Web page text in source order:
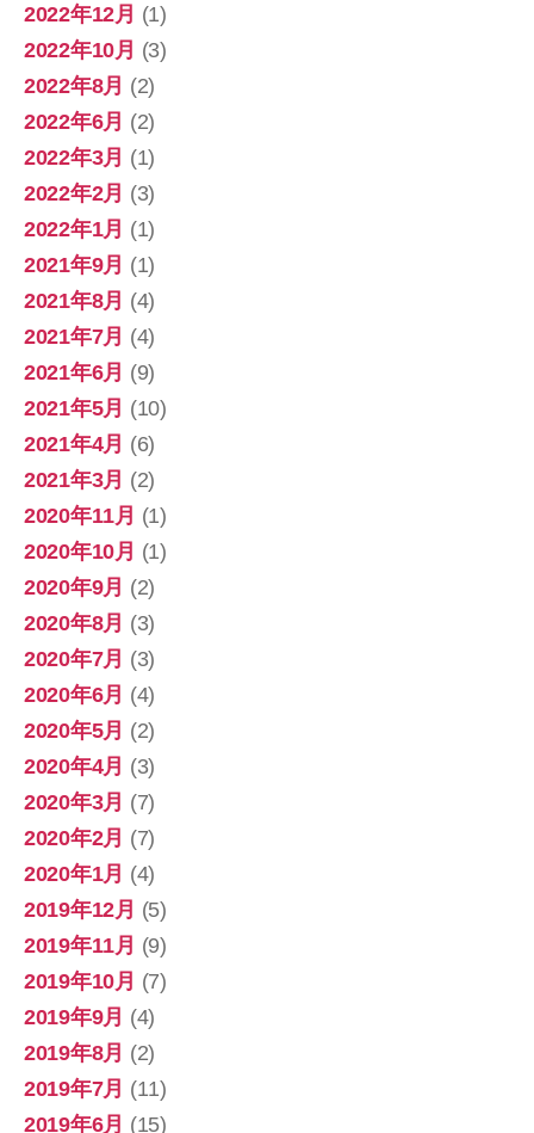
2022年12月 (1)
2022年10月 (3)
2022年8月 (2)
2022年6月 (2)
2022年3月 (1)
2022年2月 (3)
2022年1月 (1)
2021年9月 (1)
2021年8月 (4)
2021年7月 (4)
2021年6月 (9)
2021年5月 (10)
2021年4月 (6)
2021年3月 (2)
2020年11月 (1)
2020年10月 (1)
2020年9月 (2)
2020年8月 (3)
2020年7月 (3)
2020年6月 (4)
2020年5月 (2)
2020年4月 (3)
2020年3月 (7)
2020年2月 (7)
2020年1月 (4)
2019年12月 (5)
2019年11月 (9)
2019年10月 (7)
2019年9月 (4)
2019年8月 (2)
2019年7月 (11)
2019年6月 (15)